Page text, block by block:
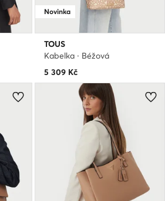
Novinka
TOUS
Kabelka · Béžová
5 309 Kč